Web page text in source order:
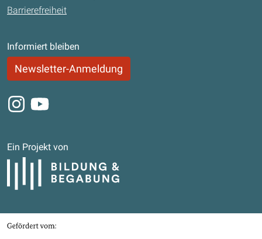
Barrierefreiheit
Informiert bleiben
Newsletter-Anmeldung
Instagram
Youtube
Ein Projekt von
Bildung und Begabung
Gefördert von
Bundesministerium für Bildung, Familie, Senioren, Frauen und Jugend